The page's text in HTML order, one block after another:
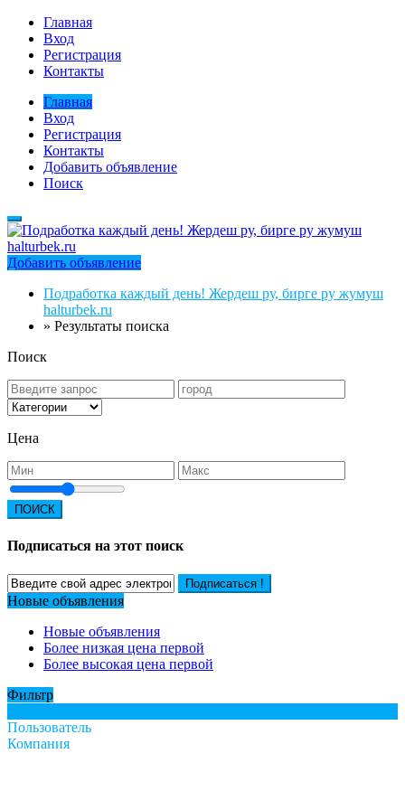
Главная
Вход
Регистрация
Контакты
Главная
Вход
Регистрация
Контакты
Добавить объявление
Поиск
Добавить объявление
Подработка каждый день! Жердеш ру, бирге ру жумуш
halturbek.ru
» Результаты поиска
Поиск
Цена
ПОИСК
Подписаться на этот поиск
Подписаться !
Новые объявления
Новые объявления
Более низкая цена первой
Более высокая цена первой
Фильтр
Пользователь
Компания